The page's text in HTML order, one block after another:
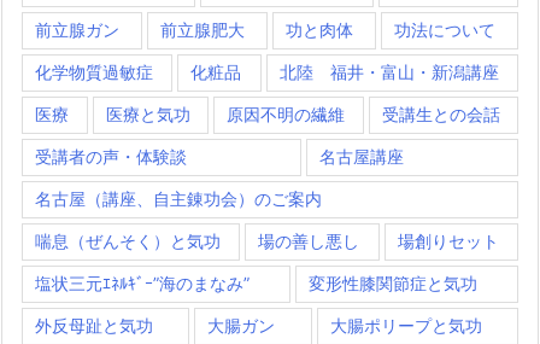
前立腺ガン 前立腺肥大 功と肉体 功法について
化学物質過敏症 化粧品 北陸 福井・富山・新潟講座
医療 医療と気功 原因不明の繊維 受講生との会話
受講者の声・体験談 名古屋講座
名古屋（講座、自主錬功会）のご案内
喘息（ぜんそく）と気功 場の善し悪し 場創りセット
塩状三元ｴﾈﾙｷﾞｰ”海のまなみ” 変形性膝関節症と気功
外反母趾と気功 大腸ガン 大腸ポリープと気功